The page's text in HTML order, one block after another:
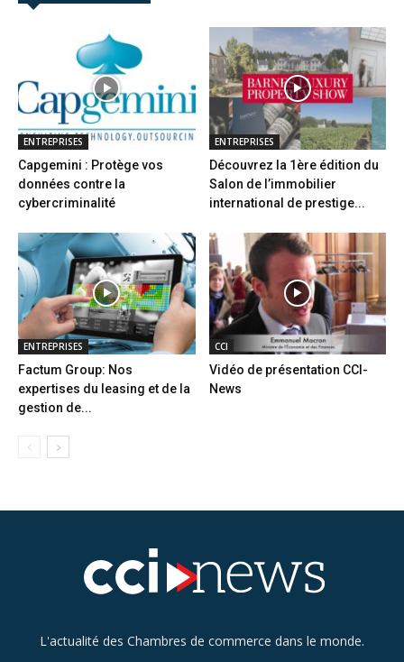
ENTREPRISES
Capgemini : Protège vos
données contre la
cybercriminalité
ENTREPRISES
Découvrez la 1ère édition du
Salon de l’immobilier
international de prestige...
ENTREPRISES
Factum Group: Nos
expertises du leasing et de la
gestion de...
CCI
Vidéo de présentation CCI-
News
L'actualité des Chambres de commerce dans le monde.